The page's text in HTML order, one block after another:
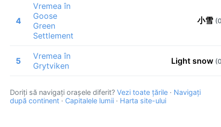
4
Vremea în
Goose
Green
Settlement
小雪
5
Vremea în
Grytviken
Light snow
Doriți să navigați orașele diferit? Vezi toate țările · Navigați
după continent · Capitalele lumii · Harta site-ului